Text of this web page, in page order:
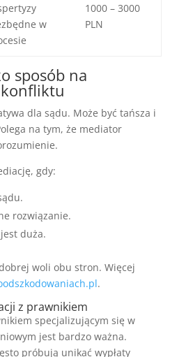
w
1000 – 3000
PLN
sposób na
dla sądu. Może być tańsza i
na tym, że mediator
gdy:
rozwiązanie.
duża.
woli obu stron. Więcej
.
z prawnikiem
specjalizującym się w
jest bardzo ważna.
próbują unikać wypłaty